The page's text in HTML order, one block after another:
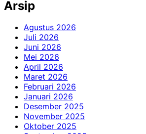
Arsip
Agustus 2026
Juli 2026
Juni 2026
Mei 2026
April 2026
Maret 2026
Februari 2026
Januari 2026
Desember 2025
November 2025
Oktober 2025